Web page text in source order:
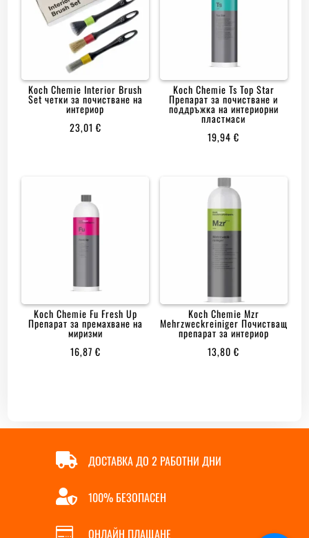
Koch Chemie Interior Brush
Set четки за почистване на
интериор
23,01€
Koch Chemie Ts Top Star
Препарат за почистване и
поддръжка на интериорни
пластмаси
19,94€
Koch Chemie Fu Fresh Up
Препарат за премахване на
миризми
16,87€
Koch Chemie Mzr
Mehrzweckreiniger Почистващ
препарат за интериор
13,80€
 ДОСТАВКА ДО 2 РАБОТНИ ДНИ
 100% БЕЗОПАСЕН
 ОНЛАЙН ПЛАЩАНЕ